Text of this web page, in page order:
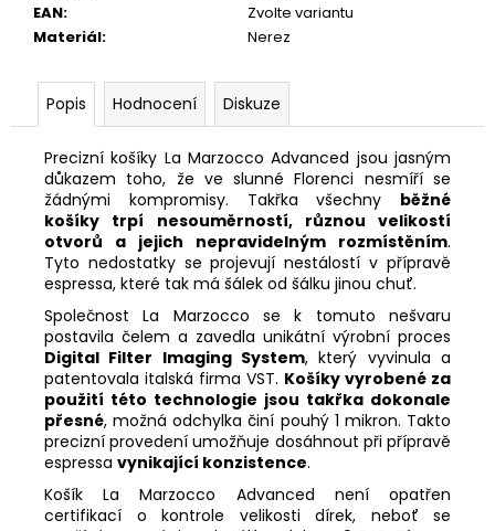
EAN:
Zvolte variantu
Materiál: Nerez
Popis Hodnocení Diskuze
Precizní košíky La Marzocco Advanced jsou jasným
důkazem toho, že ve slunné Florenci nesmíří se
žádnými kompromisy. Takřka všechny běžné
košíky trpí nesouměrností, různou velikostí
otvorů a jejich nepravidelným rozmístěním.
Tyto nedostatky se projevují nestálostí v přípravě
espressa, které tak má šálek od šálku jinou chuť.
Společnost La Marzocco se k tomuto nešvaru
postavila čelem a zavedla unikátní výrobní proces
Digital Filter Imaging System, který vyvinula a
patentovala italská firma VST. Košíky vyrobené za
použití této technologie jsou takřka dokonale
přesné, možná odchylka činí pouhý 1 mikron. Takto
precizní provedení umožňuje dosáhnout při přípravě
espressa vynikající konzistence.
Košík La Marzocco Advanced není opatřen
certifikací o kontrole velikosti dírek, neboť se